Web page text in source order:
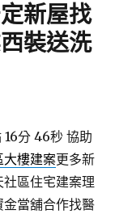
新屋找
裝送洗
16分 46秒 協助
大樓建案更多新
區住宅建案理
當舖合作找醫